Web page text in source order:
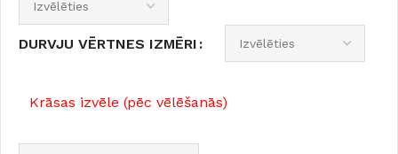
DURVJU VĒRTNES IZMĒRI
Krāsas izvēle (pēc vēlēšanās)